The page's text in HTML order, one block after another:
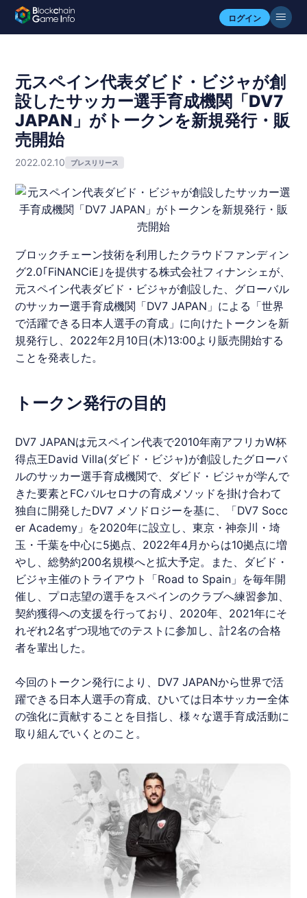
ログイン
元スペイン代表ダビド・ビジャが創
設したサッカー選手育成機関「DV7
JAPAN」がトークンを新規発行・販
売開始
2022.02.10 プレスリリース
ブロックチェーン技術を利用したクラウドファンディン
グ2.0｢FiNANCiE ｣を提供する株式会社フィナンシェが、
元スペイン代表ダビド・ビジャが創設した、グローバル
のサッカー選手育成機関「DV7 JAPAN」による「世界
で活躍できる日本人選手の育成」に向けた トークンを新
規発行し、2022年2月10日(木)13:00より販売開始する
ことを発表した。
トークン発行の目的
DV7 JAPANは元スペイン代表で2010年南アフリカW杯
得点王David Villa(ダビド・ビジャ)が創設したグローバ
ルのサッカー選手育成機関で、 ダビド・ビジャが学んで
きた要素とFCバルセロナの育成メソッドを掛け合わて
独自に開発したDV7 メソドロジーを基に、「DV7 Socc
er Academy」を2020年に設立し、東京・神奈川・埼
玉・千葉を中心に5拠点、2022年4月からは10拠点に増
やし、総勢約200名規模へと拡大予定。また、 ダビド・
ビジャ主催のトライアウト「Road to Spain」を毎年開
催し、プロ志望の選手をスペインのクラブへ練習参加、
契約獲得への支援を行っており、2020年、2021年にそ
れぞれ2名ずつ現地でのテストに参加し、計2名の合格
者を輩出した。
今回の トークン発行により、DV7 JAPANから世界で活
躍できる日本人選手の育成、ひいては日本サッカー全体
の強化に貢献することを目指し、様々な選手育成活動に
取り組んでいくとのこと。